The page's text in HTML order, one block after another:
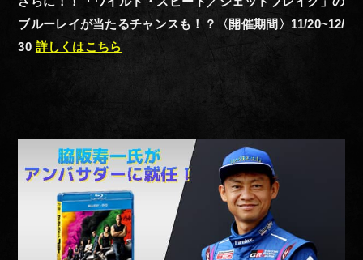
ブルーレイが当たるチャンスも！？〈開催期間〉11/20~12/
30 詳しくはこちら